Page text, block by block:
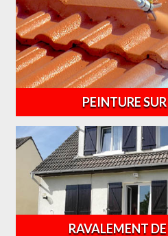
PEINTURE
RAVALEMENT